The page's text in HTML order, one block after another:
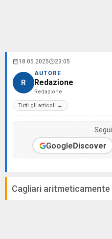
18.05.2025 23:05
R
AUTORE
Redazione
Redazione
Tutti gli articoli →
GoogleDiscover
Cagliari aritmeticamente